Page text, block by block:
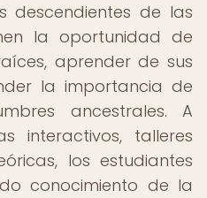
descendientes de las
la oportunidad de
aprender de sus
la importancia de
ancestrales. A
interactivos, talleres
los estudiantes
conocimiento de la